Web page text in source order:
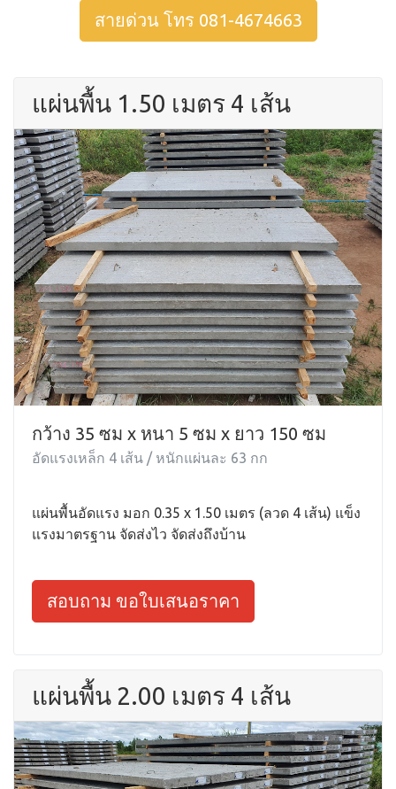
สายด่วน โทร 081-4674663
แผ่นพื้น 1.50 เมตร 4 เส้น
กว้าง 35 ซม x หนา 5 ซม x ยาว 150 ซม
อัดแรงเหล็ก 4 เส้น / หนักแผ่นละ 63 กก
แผ่นพื้นอัดแรง มอก 0.35 x 1.50 เมตร (ลวด 4 เส้น) แข็ง
แรงมาตรฐาน จัดส่งไว จัดส่งถึงบ้าน
สอบถาม ขอใบเสนอราคา
แผ่นพื้น 2.00 เมตร 4 เส้น